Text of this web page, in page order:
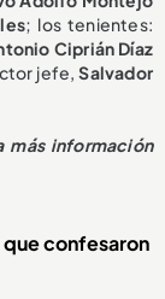
; los tenientes:
Ciprián Díaz
jefe,Salvador
más información
que confesaron